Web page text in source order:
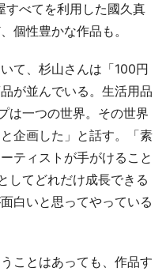
すべてを利用した國久真
個性豊かな作品も。
て、杉山さんは「100円
が並んでいる。生活用品
は一つの世界。その世界
企画した」と話す。「素
ティストが手がけること
してどれだけ成長できる
白いと思ってやっている
ことはあっても、作品す